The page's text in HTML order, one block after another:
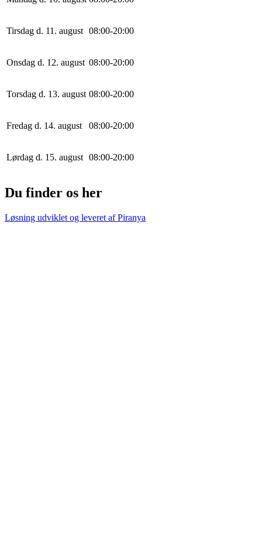
Tirsdag d. 11. august 08:00-20:00
Onsdag d. 12. august 08:00-20:00
Torsdag d. 13. august 08:00-20:00
Fredag d. 14. august 08:00-20:00
Lørdag d. 15. august 08:00-20:00
Du finder os her
Løsning udviklet og leveret afPiranya